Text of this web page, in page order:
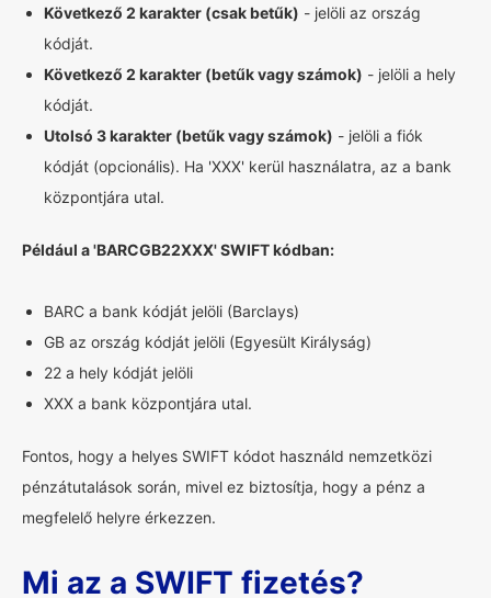
Következő 2 karakter (csak betűk) - jelöli az ország
kódját.
Következő 2 karakter (betűk vagy számok) - jelöli a hely
kódját.
Utolsó 3 karakter (betűk vagy számok) - jelöli a fiók
kódját (opcionális). Ha 'XXX' kerül használatra, az a bank
központjára utal.
Például a 'BARCGB22XXX' SWIFT kódban:
BARC a bank kódját jelöli (Barclays)
GB az ország kódját jelöli (Egyesült Királyság)
22 a hely kódját jelöli
XXX a bank központjára utal.
Fontos, hogy a helyes SWIFT kódot használd nemzetközi
pénzátutalások során, mivel ez biztosítja, hogy a pénz a
megfelelő helyre érkezzen.
Mi az a SWIFT fizetés?